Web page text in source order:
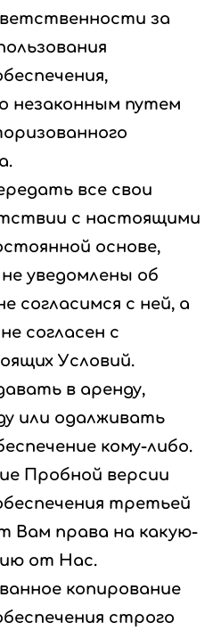
за
незаконным путем
все свои
с настоящими
основе,
уведомлены об
согласимся с ней, а
согласен с
Условий.
в аренду,
или одалживать
кому-либо.
Пробной версии
третьей
Вам права на какую-
от Нас.
копирование
строго